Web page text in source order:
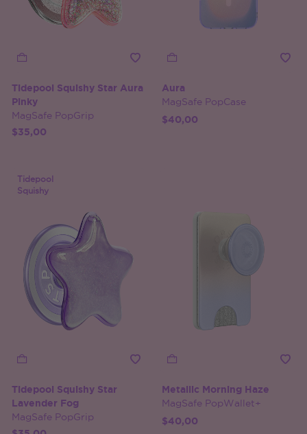
Tidepool Squishy Star Aura
Pinky
MagSafe PopGrip
$35,00
Aura
MagSafe PopCase
$40,00
Tidepool
Squishy
Tidepool Squishy Star
Lavender Fog
MagSafe PopGrip
Metallic Morning Haze
MagSafe PopWallet+
$40,00